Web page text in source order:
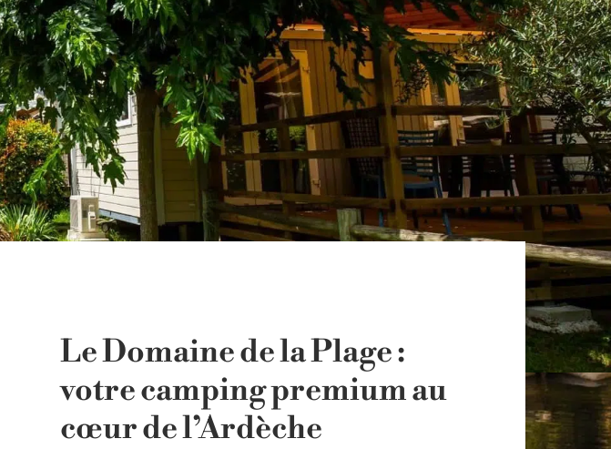
Le Domaine de la Plage :
votre camping premium au
cœur de l’Ardèche